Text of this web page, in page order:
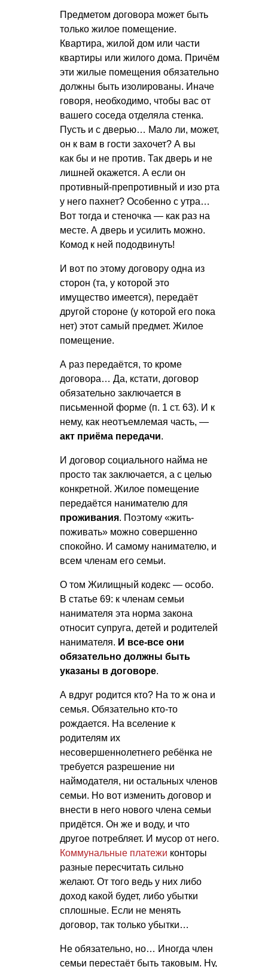
Предметом договора может быть
только жилое помещение.
Квартира, жилой дом или части
квартиры или жилого дома. Причём
эти жилые помещения обязательно
должны быть изолированы. Иначе
говоря, необходимо, чтобы вас от
вашего соседа отделяла стенка.
Пусть и с дверью… Мало ли, может,
он к вам в гости захочет? А вы
как бы и не против. Так дверь и не
лишней окажется. А если он
противный-препротивный и изо рта
у него пахнет? Особенно с утра…
Вот тогда и стеночка — как раз на
месте. А дверь и усилить можно.
Комод к ней пододвинуть!
И вот по этому договору одна из
сторон (та, у которой это
имущество имеется), передаёт
другой стороне (у которой его пока
нет) этот самый предмет. Жилое
помещение.
А раз передаётся, то кроме
договора… Да, кстати, договор
обязательно заключается в
письменной форме (п. 1 ст. 63). И к
нему, как неотъемлемая часть, —
акт приёма передачи.
И договор социального найма не
просто так заключается, а с целью
конкретной. Жилое помещение
передаётся нанимателю для
проживания. Поэтому «жить-
поживать» можно совершенно
спокойно. И самому нанимателю, и
всем членам его семьи.
О том Жилищный кодекс — особо.
В статье 69: к членам семьи
нанимателя эта норма закона
относит супруга, детей и родителей
нанимателя. И все-все они
обязательно должны быть
указаны в договоре.
А вдруг родится кто? На то ж она и
семья. Обязательно кто-то
рождается. На вселение к
родителям их
несовершеннолетнего ребёнка не
требуется разрешение ни
наймодателя, ни остальных членов
семьи. Но вот изменить договор и
внести в него нового члена семьи
придётся. Он же и воду, и что
другое потребляет. И мусор от него.
Коммунальные платежи конторы
разные пересчитать сильно
желают. От того ведь у них либо
доход какой будет, либо убытки
сплошные. Если не менять
договор, так только убытки…
Не обязательно, но… Иногда член
семьи перестаёт быть таковым. Ну,